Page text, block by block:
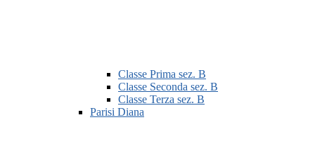
Classe Prima sez. B
Classe Seconda sez. B
Classe Terza sez. B
Parisi Diana